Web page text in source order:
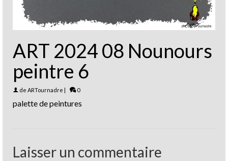
ART 2024 08 Nounours
peintre 6
de ARTournadre | 0
palette de peintures
Laisser un commentaire